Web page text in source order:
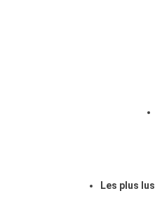
Les plus lus